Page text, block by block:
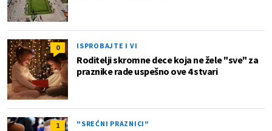
0 ISPROBAJTE I VI
Roditelji skromne dece koja ne žele "sve" za
praznike rade uspešno ove 4 stvari
1 "SREĆNI PRAZNICI"